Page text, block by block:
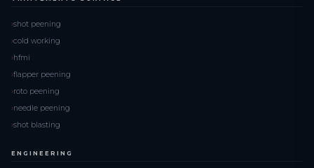
shot peening
cold working
hfmi
flapper peening
roto peening
needle peening
shot blasting
ENGINEERING